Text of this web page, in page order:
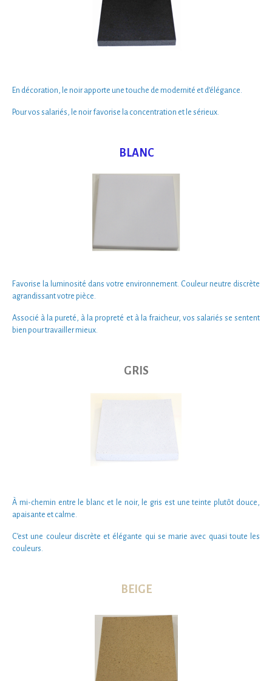
En décoration, le noir apporte une touche de modernité et d’élégance.
Pour vos salariés, le noir favorise la concentration et le sérieux.
BLANC
Favorise la luminosité dans votre environnement. Couleur neutre discrète
agrandissant votre pièce.
Associé à la pureté, à la propreté et à la fraicheur, vos salariés se sentent
bien pourtravailler mieux.
GRIS
À mi-chemin entre le blanc et le noir, le gris est une teinte plutôt douce,
apaisante et calme.
C’est une couleur discrète et élégante qui se marie avec quasi toute les
couleurs.
BEIGE